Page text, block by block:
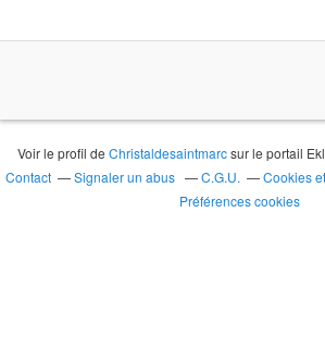
Voir le profil deChristaldesaintmarcsur le portail
Contact
Signaler un abus C.G.U.
Cookies
Préférences cookies